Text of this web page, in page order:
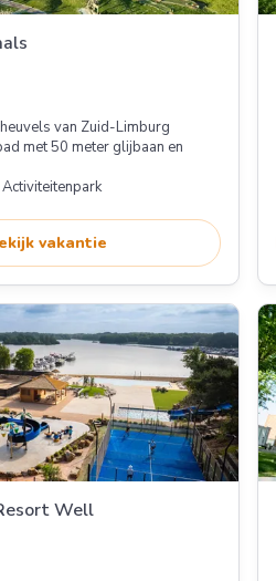
van Zuid-Limburg
met 50 meter glijbaan en
vakantie
Well